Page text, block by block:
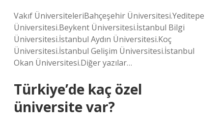
Vakıf ÜniversiteleriBahçeşehir Üniversitesi.Yeditepe
Üniversitesi.Beykent Üniversitesi.İstanbul Bilgi
Üniversitesi.İstanbul Aydın Üniversitesi.Koç
Üniversitesi.İstanbul Gelişim Üniversitesi.İstanbul
Okan Üniversitesi.Diğer yazılar…
Türkiye’de kaç özel
üniversite var?